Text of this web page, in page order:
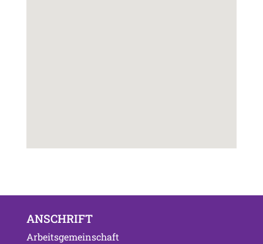
ANSCHRIFT
Arbeitsgemeinschaft